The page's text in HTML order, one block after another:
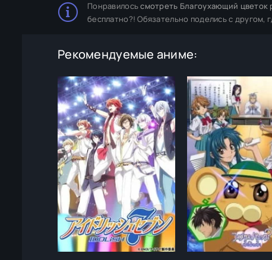
Понравилосьсмотреть Благоухающий цветок
бесплатно?! Обязательно поделись с другом,
Рекомендуемые аниме: